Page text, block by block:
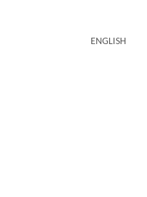
ENGLISH